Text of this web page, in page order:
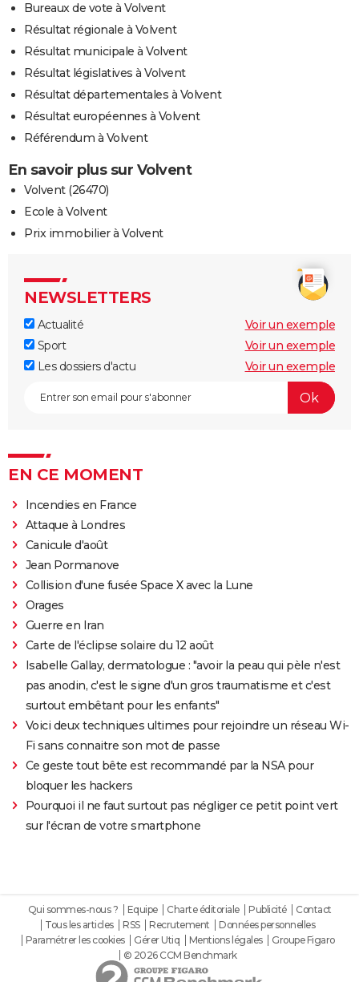
Bureaux de vote à Volvent
Résultat régionale à Volvent
Résultat municipale à Volvent
Résultat législatives à Volvent
Résultat départementales à Volvent
Résultat européennes à Volvent
Référendum à Volvent
En savoir plus sur Volvent
Volvent (26470)
Ecole à Volvent
Prix immobilier à Volvent
NEWSLETTERS
Actualité
Voir un exemple
Sport
Voir un exemple
Les dossiers d'actu
Voir un exemple
EN CE MOMENT
Incendies en France
Attaque à Londres
Canicule d'août
Jean Pormanove
Collision d'une fusée Space X avec la Lune
Orages
Guerre en Iran
Carte de l'éclipse solaire du 12 août
Isabelle Gallay, dermatologue : "avoir la peau qui pèle n'est
pas anodin, c'est le signe d'un gros traumatisme et c'est
surtout embêtant pour les enfants"
Voici deux techniques ultimes pour rejoindre un réseau Wi-
Fi sans connaitre son mot de passe
Ce geste tout bête est recommandé par la NSA pour
bloquer les hackers
Pourquoi il ne faut surtout pas négliger ce petit point vert
sur l'écran de votre smartphone
Qui sommes-nous ? Equipe Charte éditoriale Publicité
Contact
Tous les articles
RSS Recrutement
Données personnelles
Paramétrer les cookies
Gérer Utiq Mentions légales
Groupe Figaro
© 2026 CCM Benchmark